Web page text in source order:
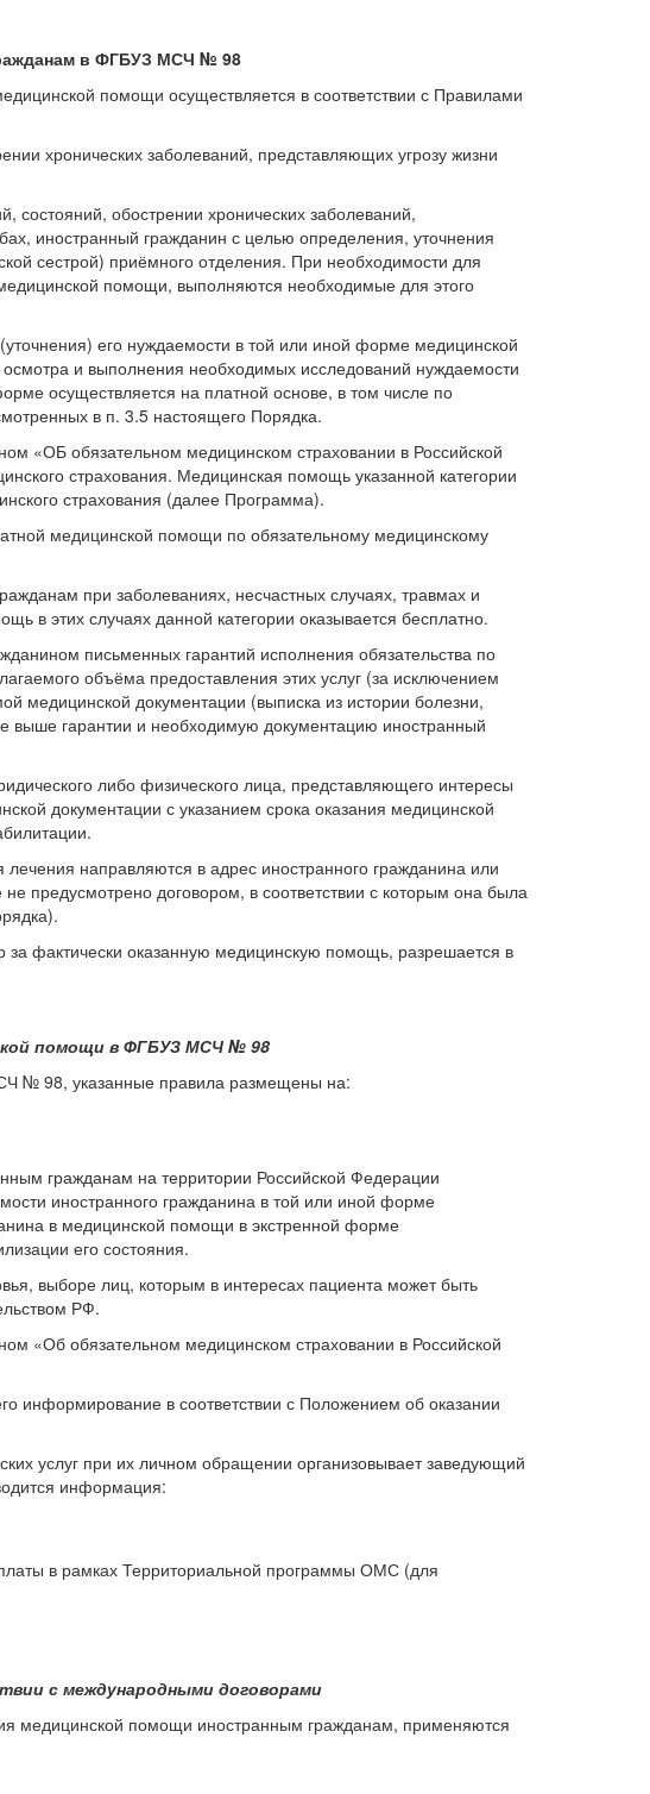
в ФГБУЗ МСЧ № 98
помощи осуществляется в соответствии с Правилами
хронических заболеваний, представляющих угрозу жизни
обострении хронических заболеваний,
иностранный гражданин с целью определения, уточнения
сестрой) приёмного отделения. При необходимости для
помощи, выполняются необходимые для этого
его нуждаемости в той или иной форме медицинской
и выполнения необходимых исследований нуждаемости
осуществляется на платной основе, в том числе по
в п. 3.5 настоящего Порядка.
«ОБ обязательном медицинском страховании в Российской
страхования. Медицинская помощь указанной категории
страхования (далее Программа).
медицинской помощи по обязательному медицинскому
при заболеваниях, несчастных случаях, травмах и
в этих случаях данной категории оказывается бесплатно.
письменных гарантий исполнения обязательства по
объёма предоставления этих услуг (за исключением
медицинской документации (выписка из истории болезни,
выше гарантии и необходимую документацию иностранный
либо физического лица, представляющего интересы
документации с указанием срока оказания медицинской
направляются в адрес иностранного гражданина или
предусмотрено договором, в соответствии с которым она была
фактически оказанную медицинскую помощь, разрешается в
помощи в ФГБУЗ МСЧ № 98
№ 98, указанные правила размещены на:
гражданам на территории Российской Федерации
иностранного гражданина в той или иной форме
в медицинской помощи в экстренной форме
его состояния.
выборе лиц, которым в интересах пациента может быть
РФ.
«Об обязательном медицинском страховании в Российской
информирование в соответствии с Положением об оказании
услуг при их личном обращении организовывает заведующий
информация:
в рамках Территориальной программы ОМС (для
с международными договорами
медицинской помощи иностранным гражданам, применяются